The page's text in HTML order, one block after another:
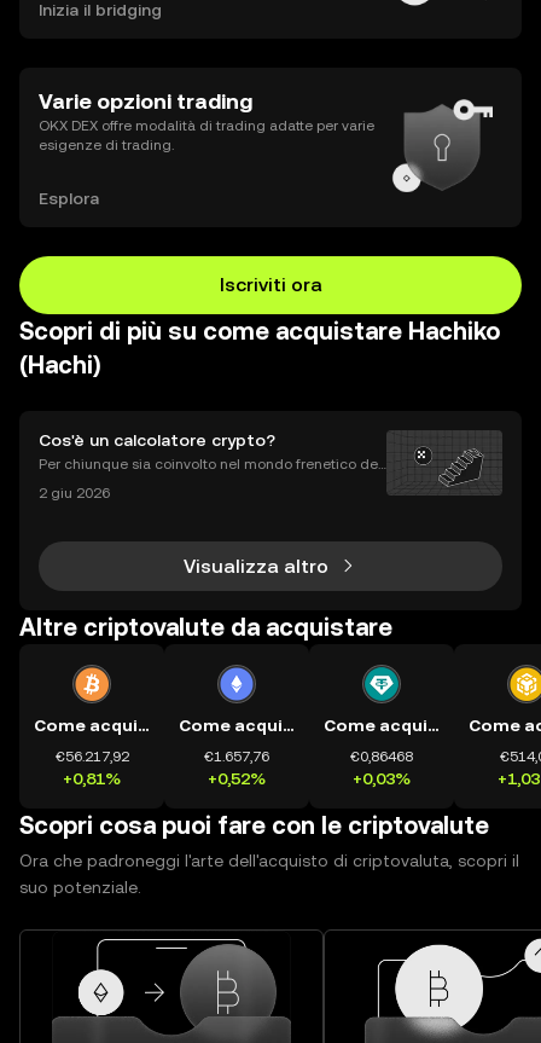
Inizia il bridging
Varie opzioni trading
OKX DEX offre modalità di trading adatte per varie
esigenze di trading.
Esplora
Iscriviti ora
Scopri di più su come acquistare Hachiko
(Hachi)
Cos'è un calcolatore crypto?
Per chiunque sia coinvolto nel mondo frenetico dell
è fondamentale. Con i prezzi che fluttuano 24 ore s
2 giu 2026
Visualizza altro
Altre criptovalute da acquistare
Come acquistare BTC
€56.217,92
+0,81%
Come acquistare ETH
€1.657,76
+0,52%
Come acquistare USDT
€0,86468
+0,03%
Scopri cosa puoi fare con le criptovalute
Ora che padroneggi l'arte dell'acquisto di criptovaluta, scopri il
suo potenziale.